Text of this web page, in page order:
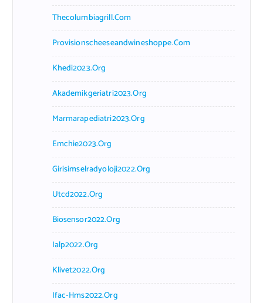
Thecolumbiagrill.com
Provisionscheeseandwineshoppe.com
Khedi2023.org
Akademikgeriatri2023.org
Marmarapediatri2023.org
Emchie2023.org
Girisimselradyoloji2022.org
Utcd2022.org
Biosensor2022.org
Ialp2022.org
Klivet2022.org
Ifac-Hms2022.org